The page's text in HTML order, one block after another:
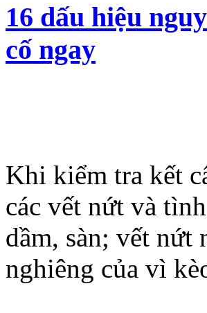
16 dấu hiệu
cố ngay
Khi kiểm tra kết
các vết nứt và
dầm, sàn; vết nứt
nghiêng của vì